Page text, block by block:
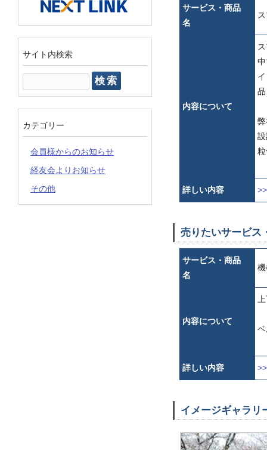
サービス・商品
名
内容について
詳しい内容
売りたいサービ
サービス・商品
名
内容について
詳しい内容
イメージギャラリ
サイト内検索
索:
カテゴリー
会員様からのお知らせ
経友会よりお知らせ
その他